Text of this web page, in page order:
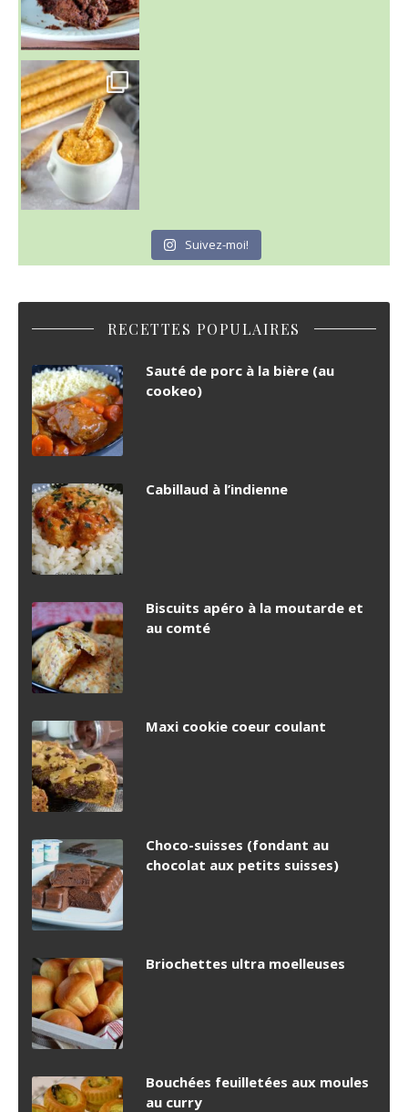
Suivez-moi!
RECETTES POPULAIRES
Sauté de porc à la bière (au
cookeo)
Cabillaud à l’indienne
Biscuits apéro à la moutarde et
au comté
Maxi cookie coeur coulant
Choco-suisses (fondant au
chocolat aux petits suisses)
Briochettes ultra moelleuses
Bouchées feuilletées aux moules
au curry